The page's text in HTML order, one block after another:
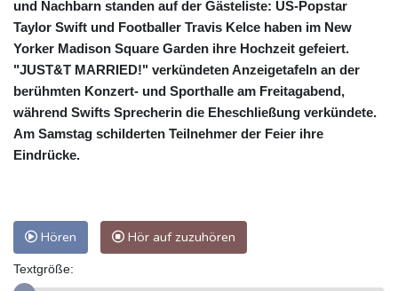
und Nachbarn standen auf der Gästeliste: US-Popstar
Taylor Swift und Footballer Travis Kelce haben im New
Yorker Madison Square Garden ihre Hochzeit gefeiert.
"JUST&T MARRIED!" verkündeten Anzeigetafeln an der
berühmten Konzert- und Sporthalle am Freitagabend,
während Swifts Sprecherin die Eheschließung verkündete.
Am Samstag schilderten Teilnehmer der Feier ihre
Eindrücke.
Hören Hör auf zuzuhören
Textgröße: